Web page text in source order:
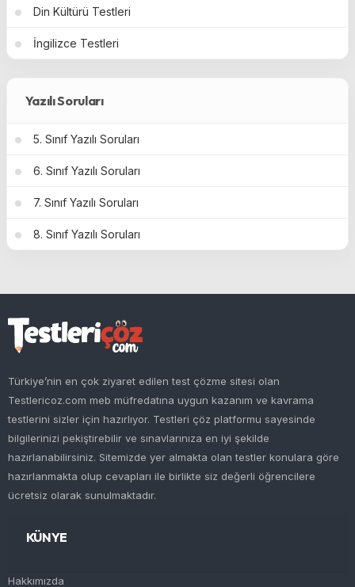
Din Kültürü Testleri
İngilizce Testleri
Yazılı Soruları
5. Sınıf Yazılı Soruları
6. Sınıf Yazılı Soruları
7. Sınıf Yazılı Soruları
8. Sınıf Yazılı Soruları
Türkiye’nin en çok ziyaret edilen test çözme sitesi olan
Testlericoz.com meb müfredatına uygun kazanım ve kavrama
testlerini sizler için hazırlıyor. Testleri çöz platformu sayesinde
bilgilerinizi pekiştirebilir ve sınavlarınıza en iyi şekilde
hazırlanabilirsiniz. Sitemizde yer almakta olan testler konulara göre
hazırlanmakta olup cevapları ile birlikte siz değerli öğrencilere
ücretsiz olarak sunulmaktadır.
KÜNYE
Hakkımızda